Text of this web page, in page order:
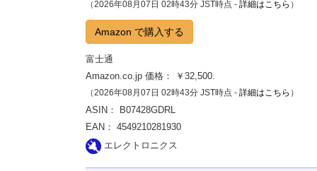
（2026年08月07日 02時43分 JST時点 - 詳細はこちら ）
Amazon で購入する
富士通
Amazon.co.jp 価格： ￥32,500.
（2026年08月07日 02時43分 JST時点 - 詳細はこちら ）
ASIN： B07428GDRL
EAN： 4549210281930
エレクトロニクス